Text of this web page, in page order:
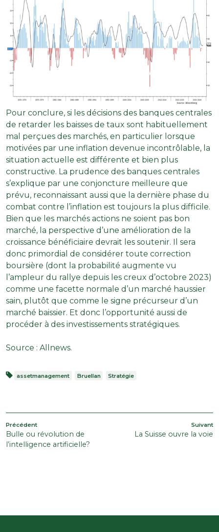
Pour conclure, si les décisions des banques centrales
de retarder les baisses de taux sont habituellement
mal perçues des marchés, en particulier lorsque
motivées par une inflation devenue incontrôlable, la
situation actuelle est différente et bien plus
constructive. La prudence des banques centrales
s’explique par une conjoncture meilleure que
prévu, reconnaissant aussi que la dernière phase du
combat contre l’inflation est toujours la plus difficile.
Bien que les marchés actions ne soient pas bon
marché, la perspective d’une amélioration de la
croissance bénéficiaire devrait les soutenir. Il sera
donc primordial de considérer toute correction
boursière (dont la probabilité augmente vu
l’ampleur du rallye depuis les creux d’octobre 2023)
comme une facette normale d’un marché haussier
sain, plutôt que comme le signe précurseur d’un
marché baissier. Et donc l’opportunité aussi de
procéder à des investissements stratégiques.
Source : Allnews.
assetmanagement Bruellan Stratégie
NAVIGATION
DE
L’ARTICLE
Article
précédent
Précédent
Bulle ou révolution de
l’intelligence artificielle?
Suivant
La Suisse ouvre la voie